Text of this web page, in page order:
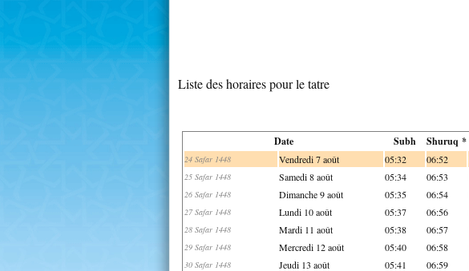
Liste des horaires pour le tatre
Date Subh Shuruq *
24 Safar 1448 Vendredi 7 août 05:32 06:52
25 Safar 1448 Samedi 8 août 05:34 06:53
26 Safar 1448 Dimanche 9 août 05:35 06:54
27 Safar 1448 Lundi 10 août 05:37 06:56
28 Safar 1448 Mardi 11 août 05:38 06:57
29 Safar 1448 Mercredi 12 août 05:40 06:58
30 Safar 1448 Jeudi 13 août 05:41 06:59